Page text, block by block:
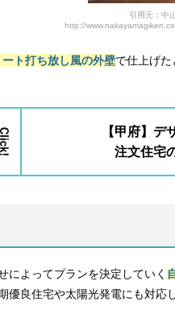
引用元：中
http://
ート打ち放し風の外壁で仕上げ
【甲府】デ
注文住宅
によってプランを決定していく
良住宅や太陽光発電にも対応